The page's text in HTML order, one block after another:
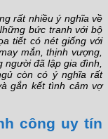
rất nhiều ý nghĩa về
bức tranh với bộ
tiết có nét giống với
mắn, thịnh vượng,
người đã lập gia đình,
còn có ý nghĩa rất
gắn kết tình cảm vợ
công uy tín